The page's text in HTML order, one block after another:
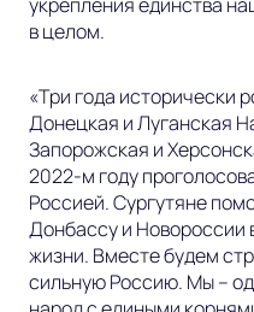
в целом.
«Три года исторически
Донецкая и Луганская
Запорожская и
2022-м году
Россией. Сургутяне
Донбассу и Новороссии
жизни. Вместе будем
сильную Россию. Мы –